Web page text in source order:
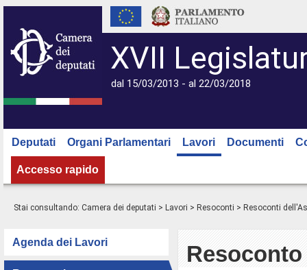
XVII
dal 15/03/2013 - al 22/03/2018
Deputati Organi Parlamentari Lavori Documenti
Accesso rapido
Stai consultando: Camera dei deputati > Lavori > Resoconti > Resoconti
Agenda dei Lavori